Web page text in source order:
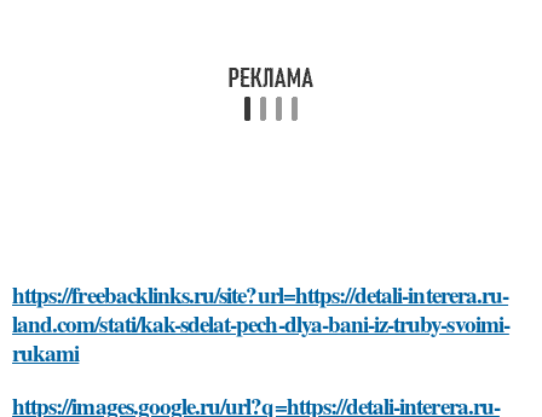
https://freebacklinks.ru/site?url=https://detali-interera.ru-
land.com/stati/kak-sdelat-pech-dlya-bani-iz-truby-svoimi-
rukami
https://images.google.ru/url?q=https://detali-interera.ru-